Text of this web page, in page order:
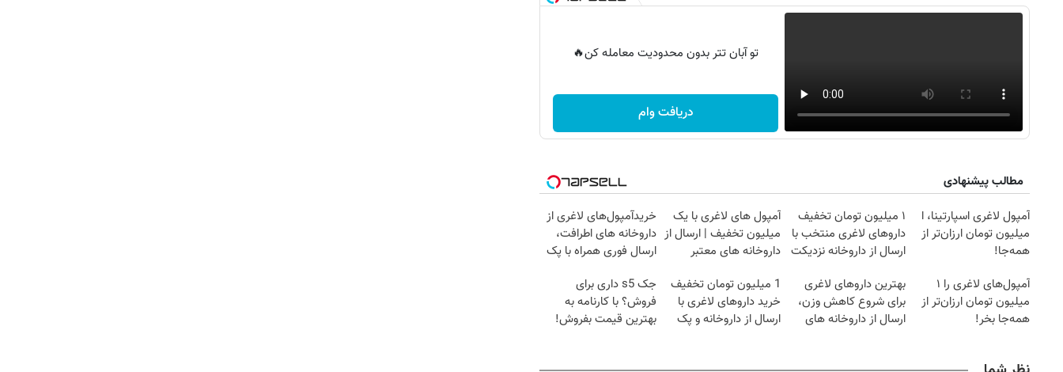
تو آبان تتر بدون محدودیت معامله کن🔥
دریافت وام
مطالب پیشنهادی
آمپول لاغری اسپارتینا، ا
میلیون تومان ارزان‌تر از
همه‌جا!
۱ میلیون تومان تخفیف
داروهای لاغری منتخب با
ارسال از داروخانه نزدیکت
آمپول های لاغری با یک
میلیون تخفیف | ارسال از
داروخانه های معتبر
خریدآمپول‌های لاغری از
داروخانه های اطرافت،
ارسال فوری همراه با پک
آمپول‌های لاغری را ۱
میلیون تومان ارزان‌تر از
همه‌جا بخر!
بهترین داروهای لاغری
برای شروع کاهش وزن،
ارسال از داروخانه های
1 میلیون تومان تخفیف
خرید داروهای لاغری با
ارسال از داروخانه و پک
جک s5 داری برای
فروش؟ با کارنامه به
بهترین قیمت بفروش!